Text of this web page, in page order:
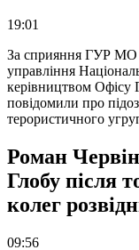
19:01
За сприяння ГУР МО
управління
керівництвом Офісу
повідомили про
терористичного
Роман
Глобу після
колег
09:56